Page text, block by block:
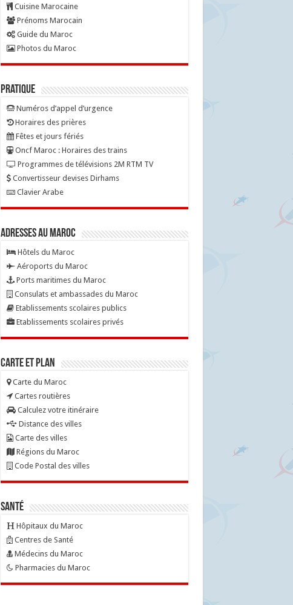
Cuisine Marocaine
Prénoms Marocain
Guide du Maroc
Photos du Maroc
Pratique
Numéros d’appel d’urgence
Horaires des prières
Fêtes et jours fériés
Oncf Maroc : Horaires des trains
Programmes de télévisions 2M RTM TV
Convertisseur devises Dirhams
Clavier Arabe
Adresses au Maroc
Hôtels du Maroc
Aéroports du Maroc
Ports maritimes du Maroc
Consulats et ambassades du Maroc
Etablissements scolaires publics
Etablissements scolaires privés
Carte et Plan
Carte du Maroc
Cartes routières
Calculez votre itinéraire
Distance des villes
Carte des villes
Régions du Maroc
Code Postal des villes
Santé
Hôpitaux du Maroc
Centres de Santé
Médecins du Maroc
Pharmacies du Maroc